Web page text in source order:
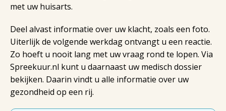
met uw huisarts.
Deel alvast informatie over uw klacht, zoals een foto.
Uiterlijk de volgende werkdag ontvangt u een reactie.
Zo hoeft u nooit lang met uw vraag rond te lopen. Via
Spreekuur.nl kunt u daarnaast uw medisch dossier
bekijken. Daarin vindt u alle informatie over uw
gezondheid op een rij.